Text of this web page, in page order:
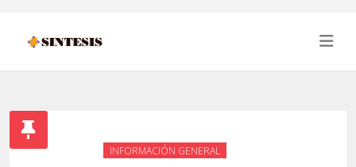
INFORMACIÓN GENERAL